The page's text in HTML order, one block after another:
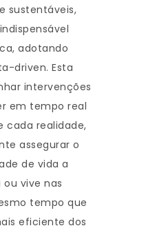
sustentáveis,
adotando
driven. Esta
intervenções
em tempo real
cada realidade,
assegurar o
de vida a
vive nas
tempo que
eficiente dos